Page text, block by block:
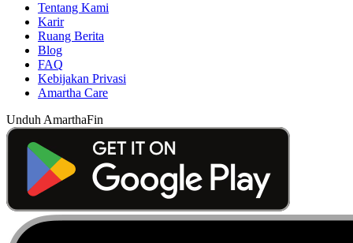
Tentang Kami
Karir
Ruang Berita
Blog
FAQ
Kebijakan Privasi
Amartha Care
Unduh AmarthaFin